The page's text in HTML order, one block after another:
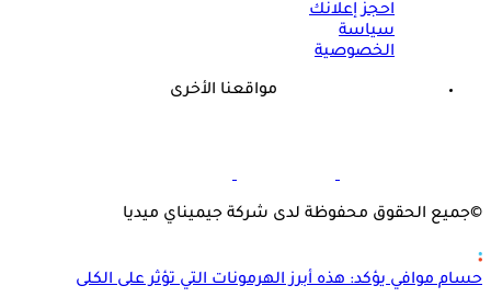
احجز إعلانك
سياسة
الخصوصية
مواقعنا الأخرى
©جميع الحقوق محفوظة لدى شركة جيميناي ميديا
حسام موافي يؤكد: هذه أبرز الهرمونات التي تؤثر على الكلى